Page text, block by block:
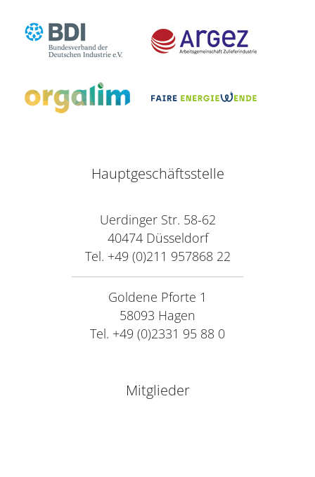
Hauptgeschäftsstelle
Uerdinger Str. 58-62
40474 Düsseldorf
Tel. +49 (0)211 957868 22
Goldene Pforte 1
58093 Hagen
Tel. +49 (0)2331 95 88 0
Mitglieder